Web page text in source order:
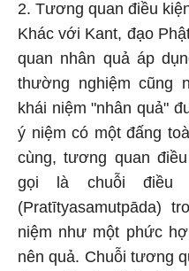
2. Tương quan điều
Khác với Kant, đạo
quan nhân quả áp
thường nghiệm cũng
khái niệm "nhân quả"
ý niệm có một đấng
cùng, tương quan
gọi là chuỗi điều
(Pratītyasamutpāda)
niệm như một phức
nên quả. Chuỗi tương